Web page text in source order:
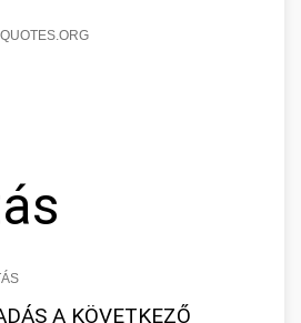
A KÖVETKEZŐ